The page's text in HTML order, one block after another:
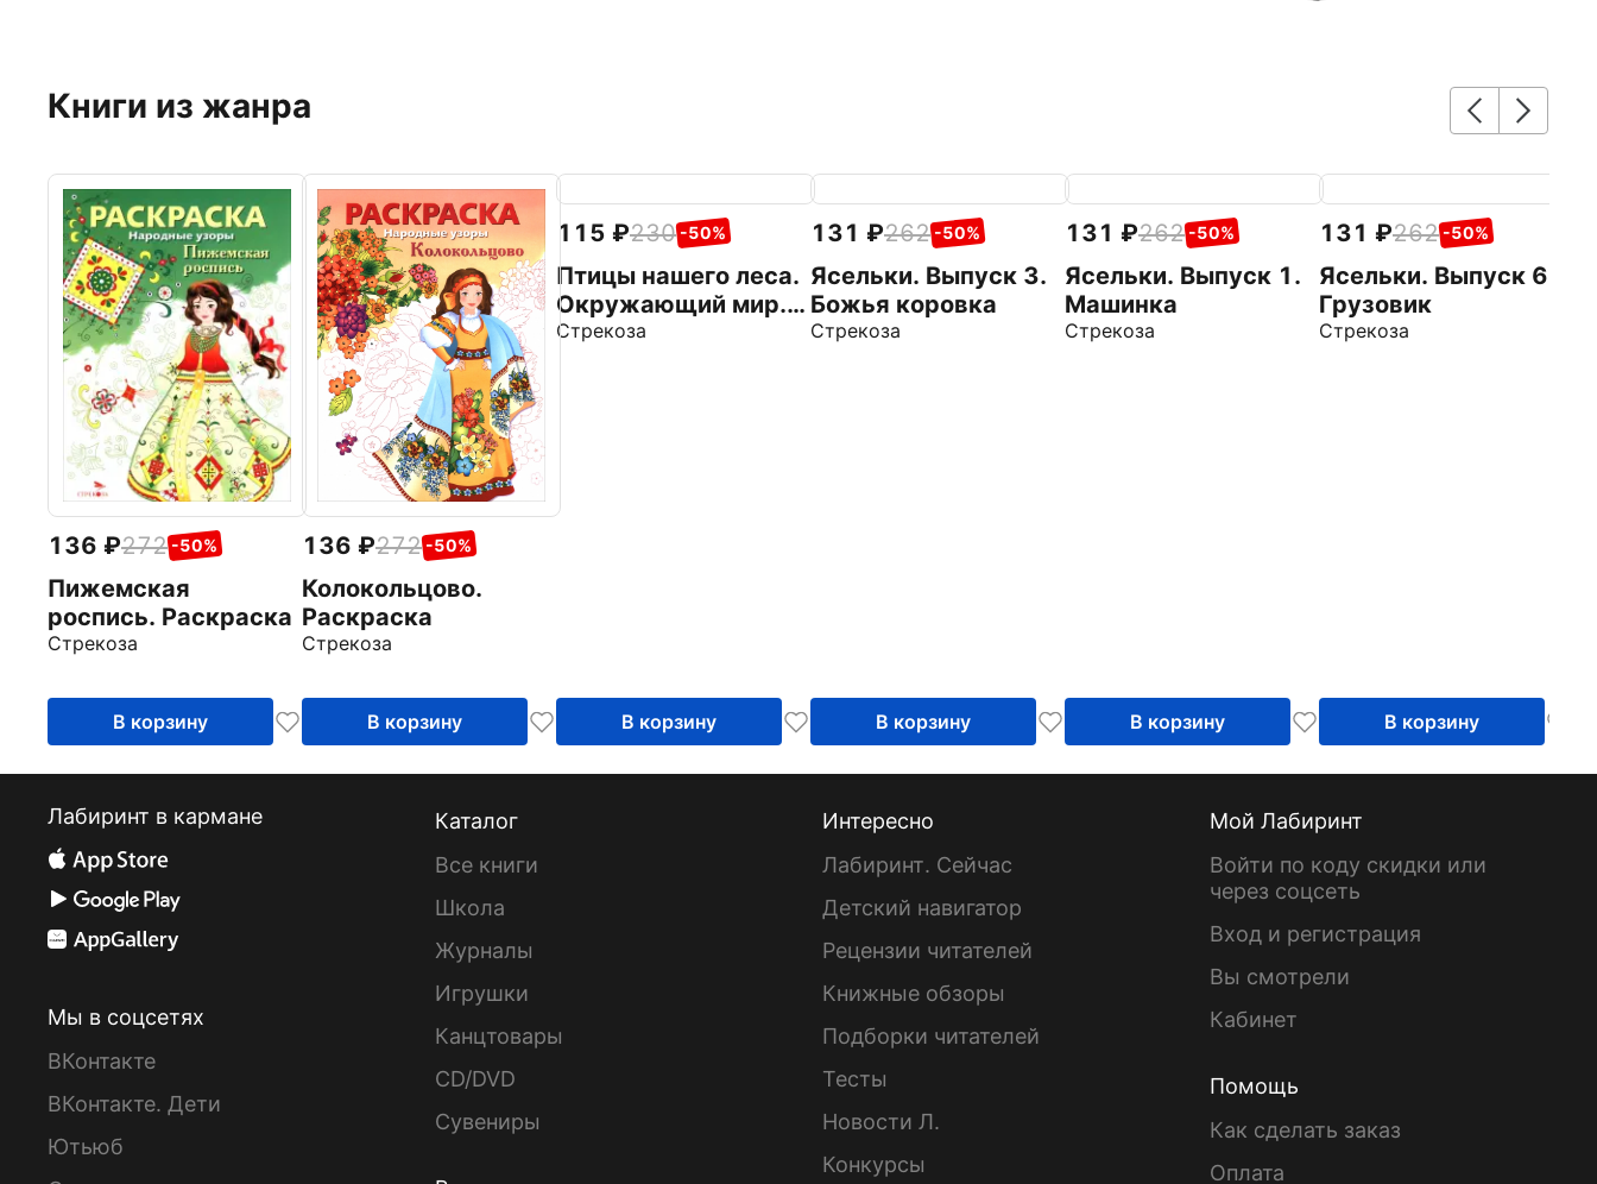
Книги из жанра
136 272 -50%
Пижемская
роспись. Раскраска
Стрекоза
В корзину
136 272 -50%
Колокольцово.
Раскраска
Стрекоза
В корзину
115 230 -50%
Птицы нашего леса.
Окружающий мир.
Раскраска
Стрекоза
В корзину
131 262 -50%
Ясельки. Выпуск 3.
Божья коровка
Стрекоза
В корзину
131 262 -50%
Ясельки. Выпуск 1.
Машинка
Стрекоза
В корзину
131 262 -50%
Ясельки. Выпуск 6.
Грузовик
Стрекоза
В корзину
Лабиринт в кармане
Мы в соцсетях
ВКонтакте
ВКонтакте. Дети
Ютьюб
Каталог
Все книги
Школа
Журналы
Игрушки
Канцтовары
CD/DVD
Сувениры
Интересно
Лабиринт. Сейчас
Детский навигатор
Рецензии читателей
Книжные обзоры
Подборки читателей
Тесты
Новости Л.
Конкурсы
Мой Лабиринт
Войти по коду скидки или
через соцсеть
Вход и регистрация
Вы смотрели
Кабинет
Помощь
Как сделать заказ
Оплата